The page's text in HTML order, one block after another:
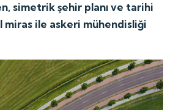
simetrik şehir planı ve tarihi
ile askeri mühendisliği